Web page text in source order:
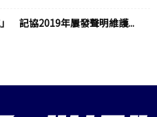
記協2019年屢發聲明維護...